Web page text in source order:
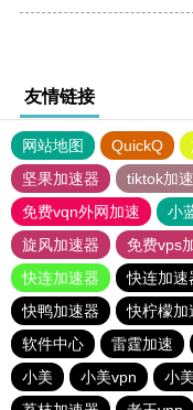
友情链接
网站地图 QuickQ
坚果加速器
tiktok加
免费vqn外网加速
小
旋风加速器
免费vps
快连加速器
快连加速
快鸭加速器
快柠檬加
软件中心
雷霆加速
小美
小美vpn 小